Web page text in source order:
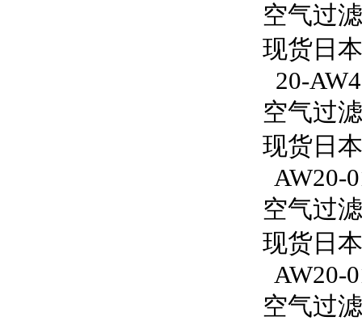
空气过
现货日
20-
空气过
现货日
AW20-
空气过
现货日
AW20-
空气过